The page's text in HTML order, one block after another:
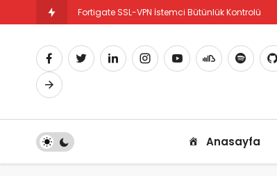
Fortigate SSL-VPN İstemci Bütünlük Kontrolü
Anasayfa